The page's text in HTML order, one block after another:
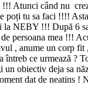
Atunci când nu
poți tu sa faci !!!!
la NEBY !!! După 6
persoana mea !!!
, anume un corp
întreb ce urmează ?
un obiectiv deja sa
dat de neatins !